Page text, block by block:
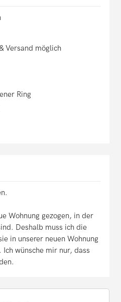
Versand möglich
Ring
Wohnung gezogen, in der
Deshalb muss ich die
in unserer neuen Wohnung
wünsche mir nur, dass